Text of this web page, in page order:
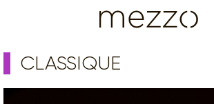
CLASSIQUE